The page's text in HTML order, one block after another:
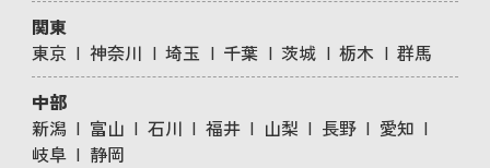
関東
東京
神奈川 埼玉 千葉 茨城 栃木
群馬
中部
新潟
富山 石川 福井 山梨 長野
愛知
岐阜
静岡